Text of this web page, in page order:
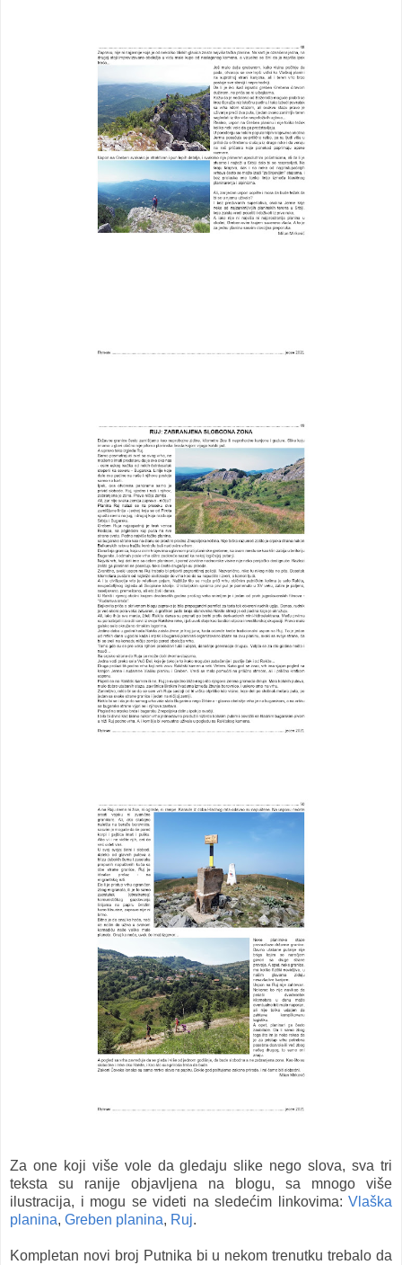
Za one koji više vole da gledaju slike nego slova, sva tri
teksta su ranije objavljena na blogu, sa mnogo više
ilustracija, i mogu se videti na sledećim linkovima: Vlaška
planina, Greben planina, Ruj.
Kompletan novi broj Putnika bi u nekom trenutku trebalo da